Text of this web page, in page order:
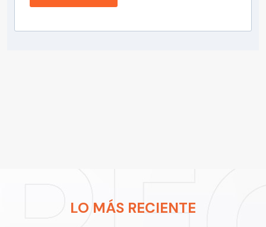
LO MÁS RECIENTE